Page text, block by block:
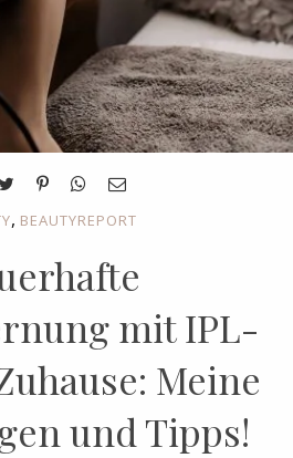
, BEAUTYREPORT
mit IPL-
Meine
und Tipps!